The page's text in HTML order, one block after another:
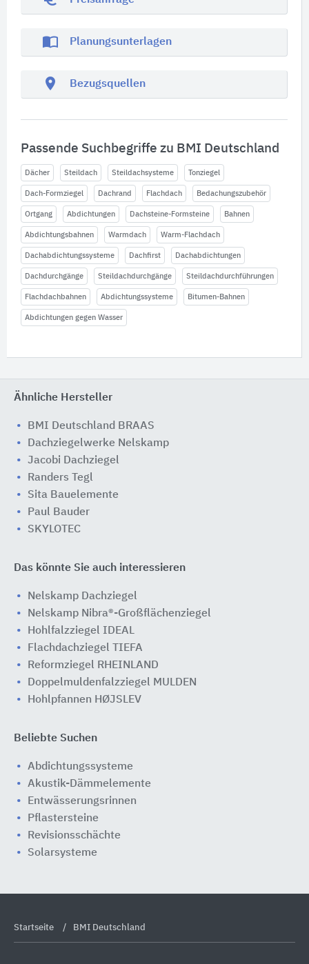
import_contacts Planungsunterlagen
location_on Bezugsquellen
Passende Suchbegriffe zu BMI Deutschland
Dächer Steildach Steildachsysteme Tonziegel
Dach-Formziegel Dachrand Flachdach Bedachungszubehör
Ortgang Abdichtungen Dachsteine-Formsteine Bahnen
Abdichtungsbahnen Warmdach Warm-Flachdach
Dachabdichtungssysteme Dachfirst Dachabdichtungen
Dachdurchgänge Steildachdurchgänge Steildachdurchführungen
Flachdachbahnen Abdichtungssysteme Bitumen-Bahnen
Abdichtungen gegen Wasser
Ähnliche Hersteller
BMI Deutschland BRAAS
Dachziegelwerke Nelskamp
Jacobi Dachziegel
Randers Tegl
Sita Bauelemente
Paul Bauder
SKYLOTEC
Das könnte Sie auch interessieren
Nelskamp Dachziegel
Nelskamp Nibra®-Großflächenziegel
Hohlfalzziegel IDEAL
Flachdachziegel TIEFA
Reformziegel RHEINLAND
Doppelmuldenfalzziegel MULDEN
Hohlpfannen HØJSLEV
Beliebte Suchen
Abdichtungssysteme
Akustik-Dämmelemente
Entwässerungsrinnen
Pflastersteine
Revisionsschächte
Solarsysteme
Startseite BMI Deutschland